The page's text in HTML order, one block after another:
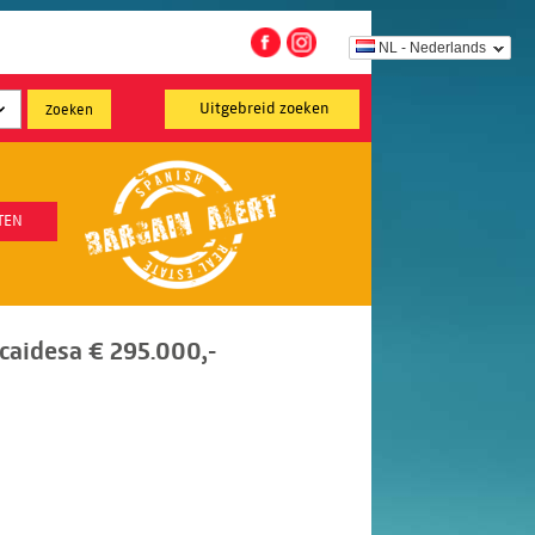
NL - Nederlands
Uitgebreid zoeken
€ 295.000,-